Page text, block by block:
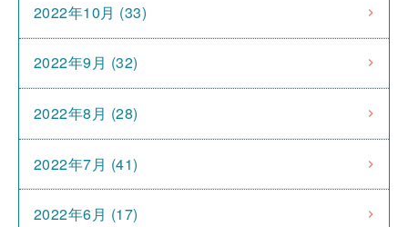
2022年10月 (33)
2022年9月 (32)
2022年8月 (28)
2022年7月 (41)
2022年6月 (17)